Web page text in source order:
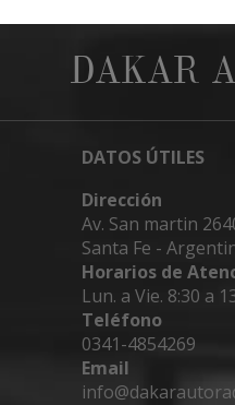
DAKAR
DATOS ÚTILES
Dirección
Av. San martin
Santa Fe -
Horarios de
Lun. a Vie. 8:30 a
Teléfono
0341-4854269
Email